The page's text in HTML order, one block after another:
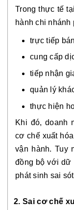
Trong thực tế
hành chi nhánh
trực tiếp
cung cấp
tiếp nhận
quản lý
thực hiện
Khi đó, doanh
cơ chế xuất
vận hành. Tuy
đồng bộ với dữ
phát sinh sai
2. Sai cơ chế